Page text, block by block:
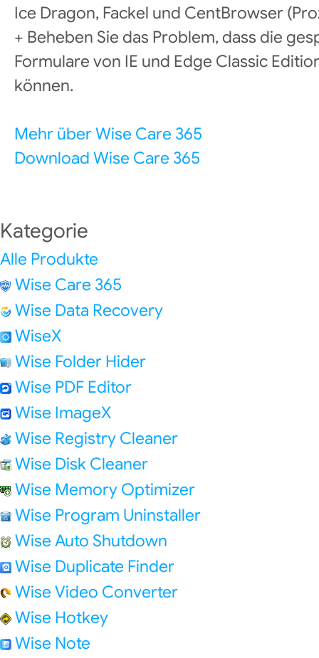
Ice Dragon, Fackel und CentBrowser
+ Beheben Sie das Problem, dass die
Formulare von IE und Edge Classic
können.
Mehr über Wise Care 365
Download Wise Care 365
Kategorie
Alle Produkte
Wise Care 365
Wise Data Recovery
WiseX
Wise Folder Hider
Wise PDF Editor
Wise ImageX
Wise Registry Cleaner
Wise Disk Cleaner
Wise Memory Optimizer
Wise Program Uninstaller
Wise Auto Shutdown
Wise Duplicate Finder
Wise Video Converter
Wise Hotkey
Wise Note